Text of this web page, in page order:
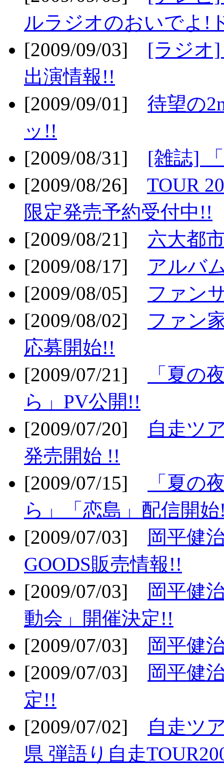
ルラジオのおいでよ!
[2009/09/03] [ラジオ]
出演情報!!
[2009/09/01] 待望の
ッ!!
[2009/08/31] [雑誌]
[2009/08/26] TOUR
限定発売予約受付中!!
[2009/08/21] 六大都
[2009/08/17] アルバ
[2009/08/05] ファン
[2009/08/02] ファン
応募開始!!
[2009/07/21]
「夏の
ら」PV公開!!
[2009/07/20]
自走ツ
発売開始 !!
[2009/07/15]
「夏の
ら」「恋島」配信開
[2009/07/03]
岡平健
GOODS販売情報!!
[2009/07/03]
岡平健
動会」開催決定!!
[2009/07/03]
岡平健
[2009/07/03]
岡平健
定!!
[2009/07/02]
自走ツ
県 弾語り自走